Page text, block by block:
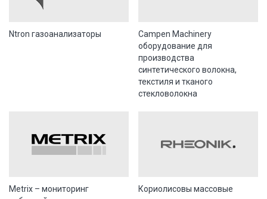
Ntron газоанализаторы
Campen Machinery
оборудование для
производства
синтетического волокна,
текстиля и тканого
стекловолокна
Metrix – мониторинг
Кориолисовы массовые